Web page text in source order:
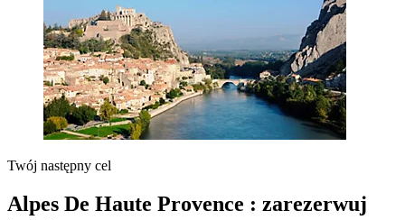
Twój następny cel
Alpes De Haute Provence : zarezerwuj